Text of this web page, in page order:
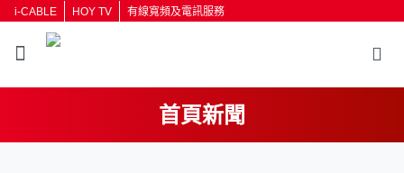
i-CABLE HOY TV 有線寬頻及電訊服務
首頁新聞